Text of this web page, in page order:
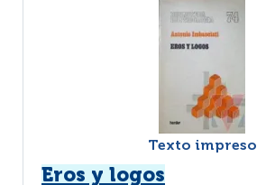
Texto impreso
Eros y logos